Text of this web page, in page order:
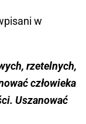
w
rzetelnych,
człowieka
Uszanować